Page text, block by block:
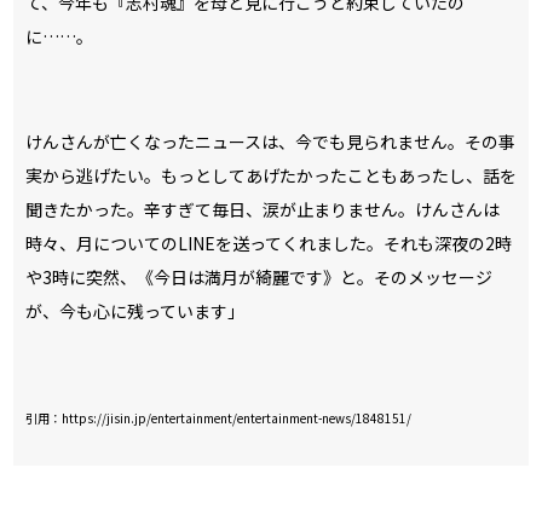
に……。
けんさんが亡くなったニュースは、今でも見られません。その事
実から逃げたい。もっとしてあげたかったこともあったし、話を
聞きたかった。辛すぎて毎日、涙が止まりません。けんさんは
時々、月についてのLINEを送ってくれました。それも深夜の2時
や3時に突然、《今日は満月が綺麗です》と。そのメッセージ
が、今も心に残っています――」
引用：https://jisin.jp/entertainment/entertainment-news/1848151/